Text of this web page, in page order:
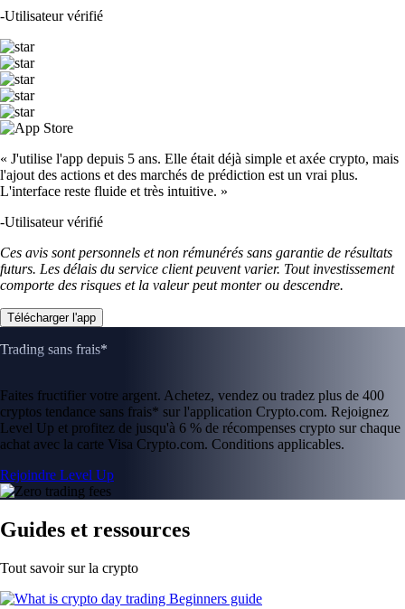
-Utilisateur vérifié
« J'utilise l'app depuis 5 ans. Elle était déjà simple et axée crypto, mais
l'ajout des actions et des marchés de prédiction est un vrai plus.
L'interface reste fluide et très intuitive. »
-Utilisateur vérifié
Ces avis sont personnels et non rémunérés sans garantie de résultats
futurs. Les délais du service client peuvent varier. Tout investissement
comporte des risques et la valeur peut monter ou descendre.
Télécharger l'app
Trading sans frais*
Faites fructifier votre argent. Achetez, vendez ou tradez plus de 400
cryptos tendance sans frais* sur l'application Crypto.com. Rejoignez
Level Up et profitez de jusqu'à 6 % de récompenses crypto sur chaque
achat avec la carte Visa Crypto.com. Conditions applicables.
Rejoindre Level Up
Guides et ressources
Tout savoir sur la crypto